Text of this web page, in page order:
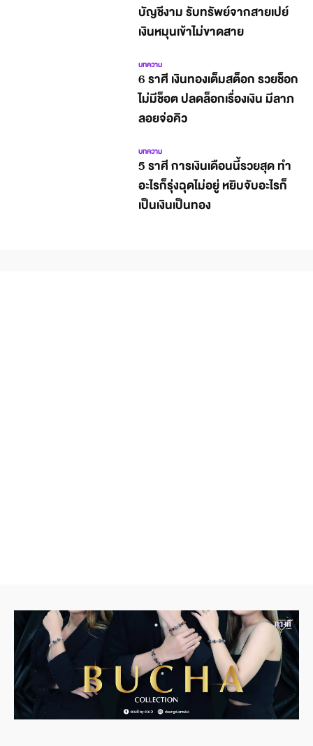
บัญชีงาม รับทรัพย์จากสายเปย์
เงินหมุนเข้าไม่ขาดสาย
บทความ
6 ราศี เงินทองเต็มสต็อก รวยช็อก
ไม่มีช็อต ปลดล็อกเรื่องเงิน มีลาภ
ลอยจ่อคิว
บทความ
5 ราศี การเงินเดือนนี้รวยสุด ทำ
อะไรก็รุ่งฉุดไม่อยู่ หยิบจับอะไรก็
เป็นเงินเป็นทอง